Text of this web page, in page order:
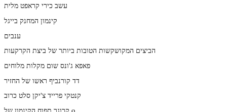
עשב כירי קראפט מלית
קינמון המחנק בייגל
ענבים
הביצים המקושקשות הטובות ביותר של ביצת הקרקעות
פאפא ג'ונס שום מקלות מלוחים
דד קורנביף ראשו של החזיר
קנטקי פרייד צ'יקן סלט כרוב